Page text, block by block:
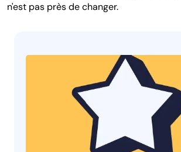
n'est pas près de changer.